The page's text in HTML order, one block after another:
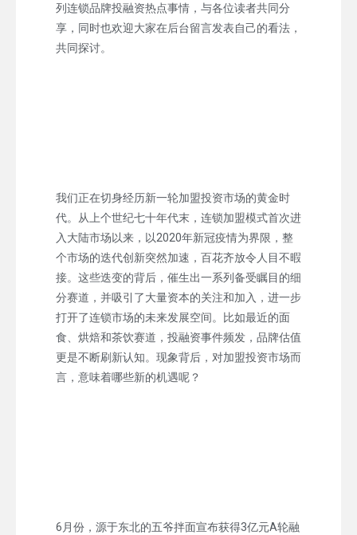
列连锁品牌投融资热点事情，与各位读者共同分
享，同时也欢迎大家在后台留言发表自己的看法，
共同探讨。
我们正在切身经历新一轮加盟投资市场的黄金时
代。从上个世纪七十年代末，连锁加盟模式首次进
入大陆市场以来，以2020年新冠疫情为界限，整
个市场的迭代创新突然加速，百花齐放令人目不暇
接。这些迭变的背后，催生出一系列备受瞩目的细
分赛道，并吸引了大量资本的关注和加入，进一步
打开了连锁市场的未来发展空间。比如最近的面
食、烘焙和茶饮赛道，投融资事件频发，品牌估值
更是不断刷新认知。现象背后，对加盟投资市场而
言，意味着哪些新的机遇呢？
6月份，源于东北的五爷拌面宣布获得3亿元A轮融